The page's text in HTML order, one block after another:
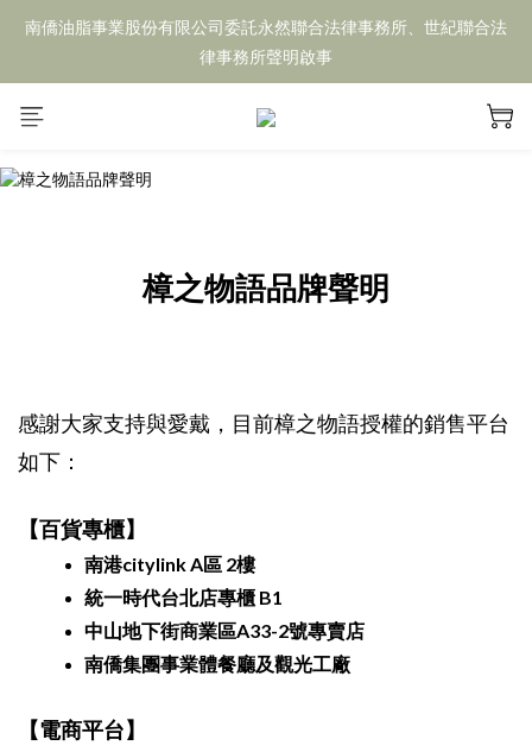
南僑油脂事業股份有限公司委託永然聯合法律事務所、世紀聯合法
律事務所聲明啟事
樟之物語品牌聲明
感謝大家支持與愛戴，目前樟之物語授權的銷售平台
如下：
【百貨專櫃】
南港citylink A區 2樓
統一時代台北店專櫃 B1
中山地下街商業區A33-2號專賣店
南僑集團事業體餐廳及觀光工廠
【電商平台】